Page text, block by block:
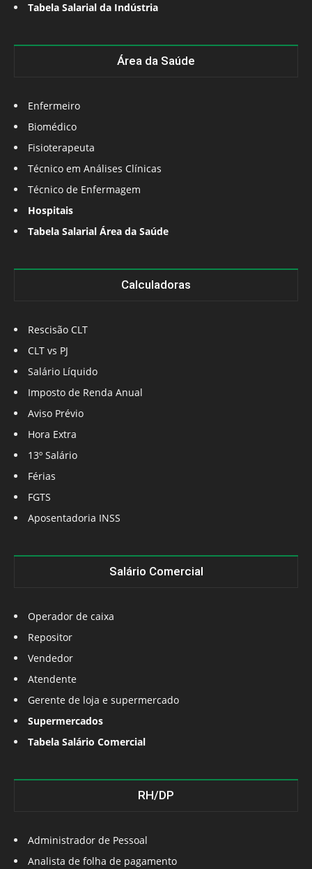
Tabela Salarial da Indústria
Área da Saúde
Enfermeiro
Biomédico
Fisioterapeuta
Técnico em Análises Clínicas
Técnico de Enfermagem
Hospitais
Tabela Salarial Área da Saúde
Calculadoras
Rescisão CLT
CLT vs PJ
Salário Líquido
Imposto de Renda Anual
Aviso Prévio
Hora Extra
13º Salário
Férias
FGTS
Aposentadoria INSS
Salário Comercial
Operador de caixa
Repositor
Vendedor
Atendente
Gerente de loja e supermercado
Supermercados
Tabela Salário Comercial
RH/DP
Administrador de Pessoal
Analista de folha de pagamento